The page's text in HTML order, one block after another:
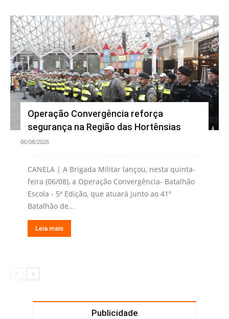
Operação Convergência reforça
segurança na Região das Hortênsias
06/08/2026
CANELA | A Brigada Militar lançou, nesta quinta-
feira (06/08), a Operação Convergência- Batalhão
Escola - 5ª Edição, que atuará junto ao 41º
Batalhão de...
Leia mais
Publicidade